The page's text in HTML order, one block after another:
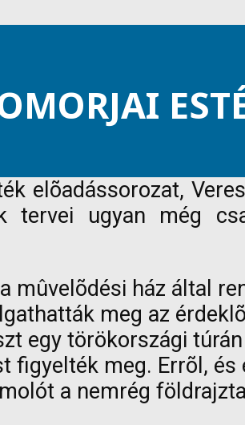
elõadássorozat,
tervei ugyan még
mûvelõdési ház által
meg az
egy törökországi
figyelték meg. Errõl,
a nemrég